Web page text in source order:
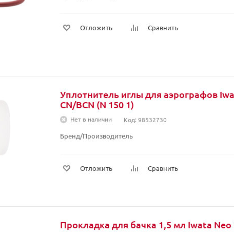
Отложить Сравнить
Уплотнитель иглы для аэрографов
CN/BCN (N 150 1)
Нет в наличии Код: 98532730
Бренд/Производитель
Отложить Сравнить
Прокладка для бачка 1,5 мл Iwata Neo